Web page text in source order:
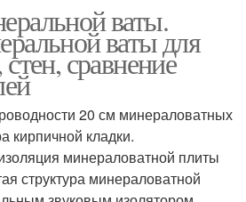
ваты.
ваты для
сравнение
20 см минераловатных
кирпичной кладки.
минераловатной плиты
структура минераловатной